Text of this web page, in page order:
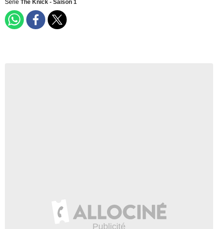
Serie The Knick - Saison 1